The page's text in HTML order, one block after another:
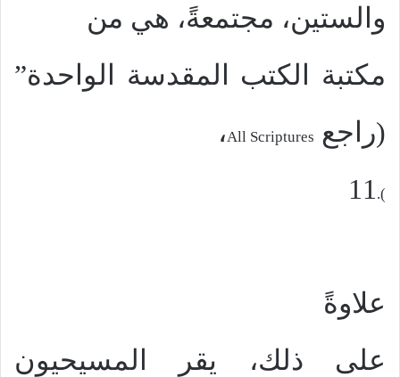
والستين، مجتمعةً، هي من
مكتبة الكتب المقدسة الواحدة”
(راجع All Scriptures،
11 ).
علاوةً
على ذلك، يقر المسيحيون